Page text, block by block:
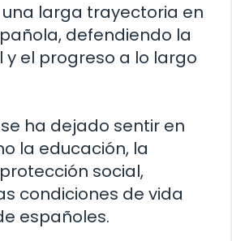
una larga trayectoria en
defendiendo la
y el progreso a lo largo
ha dejado sentir en
la educación, la
social,
condiciones de vida
españoles.